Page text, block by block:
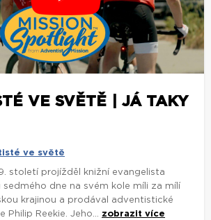
VE SVĚTĚ | JÁ TAKY
ve světě
století projížděl knižní evangelista
dne na svém kole míli za mílí
krajinou a prodával adventistické
Philip Reekie. Jeho... zobrazit více